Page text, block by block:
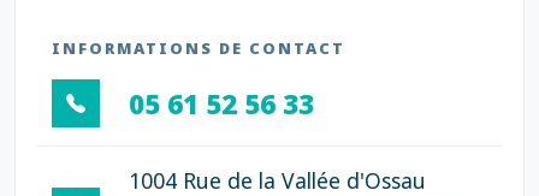
INFORMATIONS DE CONTACT
05 61 52 56 33
1004 Rue de la Vallée d'Ossau